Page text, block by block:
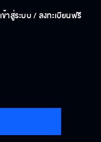
เข้าสู่ระบบ / ลงทะเบียนฟรี